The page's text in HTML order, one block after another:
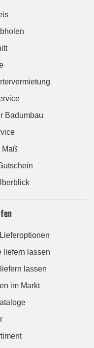
Badumbau
Maß
liefern lassen
lassen
im Markt